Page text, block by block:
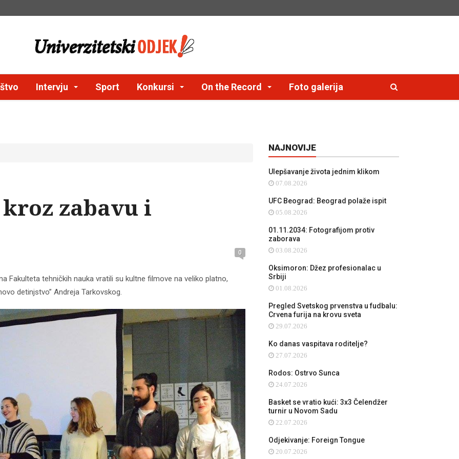
Intervju Sport Konkursi On the Record Foto galerija
zabavu i
0
Fakulteta tehničkih nauka vratili su kultne filmove na veliko platno,
detinjstvo” Andreja Tarkovskog.
NAJNOVIJE
Ulepšavanje života jednim klikom
07.08.2026
UFC Beograd: Beograd polaže ispit
05.08.2026
01.11.2034: Fotografijom protiv
zaborava
03.08.2026
Oksimoron: Džez profesionalac u
Srbiji
01.08.2026
Pregled Svetskog prvenstva u fudbalu:
Crvena furija na krovu sveta
29.07.2026
Ko danas vaspitava roditelje?
27.07.2026
Rodos: Ostrvo Sunca
24.07.2026
Basket se vratio kući: 3x3 Čelendžer
turnir u Novom Sadu
22.07.2026
Odjekivanje: Foreign Tongue
20.07.2026